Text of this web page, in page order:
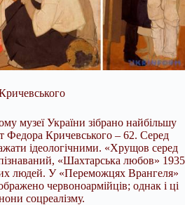
музеї України зібрано найбільшу
Федора Кричевського – 62. Серед
ідеологічними. «Хрущов серед
«Шахтарська любов» 1935
людей. У «Переможцях Врангеля»
червоноармійців; однак і ці
соцреалізму.